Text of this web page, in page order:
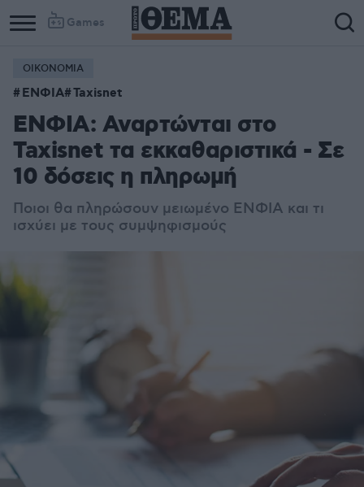
Games
Column
1
Column
2
ΟΙΚΟΝΟΜΙΑ
ΕΝΦΙΑ Taxisnet
ΕΝΦΙΑ: Αναρτώνται στο
Taxisnet τα εκκαθαριστικά - Σε
10 δόσεις η πληρωμή
Ποιοι θα πληρώσουν μειωμένο ΕΝΦΙΑ και τι
ισχύει με τους συμψηφισμούς